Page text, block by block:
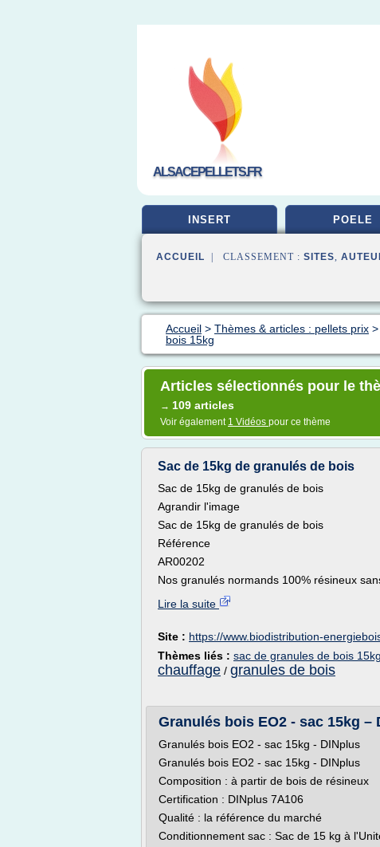
ALSACEPELLETS.FR
INSERT POELE
ACCUEIL | CLASSEMENT : SITES,
Accueil > Thèmes & articles : pellets prix >
bois 15kg
Articles sélectionnés pour le
→ 109 articles
Voir également 1 Vidéos pour ce thème
Sac de 15kg de granulés de bois
Sac de 15kg de granulés de bois
Agrandir l'image
Sac de 15kg de granulés de bois
Référence
AR00202
Nos granulés normands 100% résineux
Lire la suite
Site : https://www.biodistribution-
Thèmes liés : sac de granules de bois 15kg
chauffage / granules de bois
Granulés bois EO2 - sac 15kg –
Granulés bois EO2 - sac 15kg - DINplus
Granulés bois EO2 - sac 15kg - DINplus
Composition : à partir de bois de résineux
Certification : DINplus 7A106
Qualité : la référence du marché
Conditionnement sac : Sac de 15 kg à